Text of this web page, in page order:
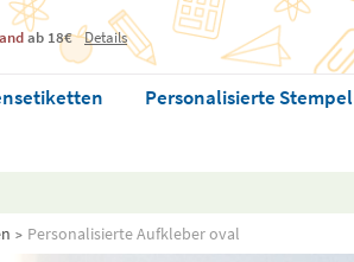
ab 18€ Details
Personalisierte Stempel
Personalisierte Aufkleber oval